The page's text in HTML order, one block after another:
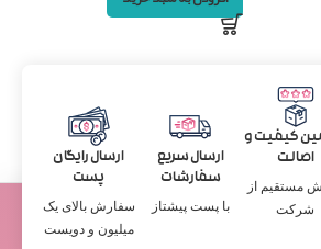
کیفیت و
اصالت
مستقیم از
شرکت
ارسال سریع
سفارشات
با پست پیشتاز
ارسال رایگان
پست
سفارش بالای یک
میلیون و دویست